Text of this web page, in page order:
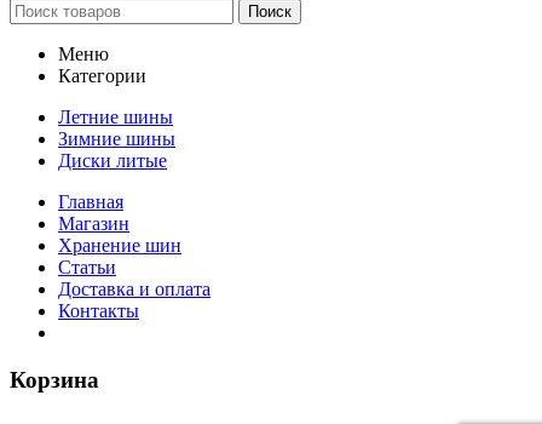
Поиск
Меню
Категории
Летние шины
Зимние шины
Диски литые
Главная
Магазин
Хранение шин
Статьи
Доставка и оплата
Контакты
Корзина